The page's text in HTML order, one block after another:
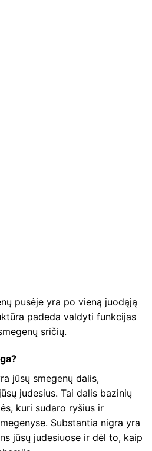
pusėje yra po vieną juodąją
padeda valdyti funkcijas
sričių.
jūsų smegenų dalis,
judesius. Tai dalis bazinių
kuri sudaro ryšius ir
Substantia nigra yra
jūsų judesiuose ir dėl to, kaip